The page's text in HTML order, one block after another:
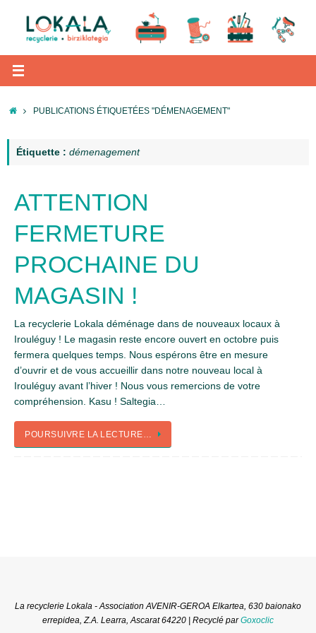
contenu
ACCUEIL
PUBLICATIONS ÉTIQUETÉES "DÉMENAGEMENT"
Étiquette : démenagement
ATTENTION
FERMETURE
PROCHAINE DU
MAGASIN !
La recyclerie Lokala déménage dans de nouveaux locaux à
Irouléguy ! Le magasin reste encore ouvert en octobre puis
fermera quelques temps. Nous espérons être en mesure
d’ouvrir et de vous accueillir dans notre nouveau local à
Irouléguy avant l’hiver ! Nous vous remercions de votre
compréhension. Kasu ! Saltegia…
POURSUIVRE LA LECTURE…
La recyclerie Lokala - Association AVENIR-GEROA Elkartea, 630 baionako
errepidea, Z.A. Learra, Ascarat 64220 | Recyclé parGoxoclic